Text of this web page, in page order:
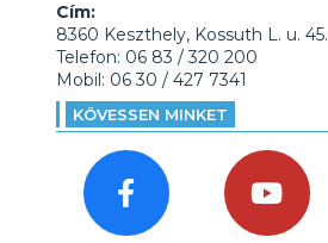
Cím:
8360 Keszthely, Kossuth L. u. 45.
Telefon: 06 83 / 320 200
Mobil: 06 30 / 427 7341
KÖVESSEN MINKET